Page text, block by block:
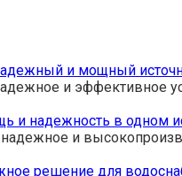
и мощный
и эффективное
и надежность в одном
и
решение для